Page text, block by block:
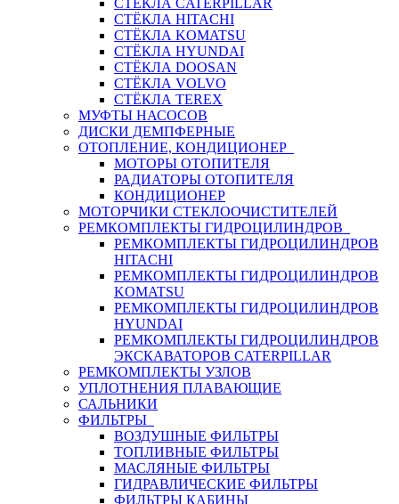
СТЁКЛА CATERPILLAR
СТЁКЛА HITACHI
СТЁКЛА KOMATSU
СТЁКЛА HYUNDAI
СТЁКЛА DOOSAN
СТЁКЛА VOLVO
СТЁКЛА TEREX
МУФТЫ НАСОСОВ
ДИСКИ ДЕМПФЕРНЫЕ
ОТОПЛЕНИЕ, КОНДИЦИОНЕР
МОТОРЫ ОТОПИТЕЛЯ
РАДИАТОРЫ ОТОПИТЕЛЯ
КОНДИЦИОНЕР
МОТОРЧИКИ СТЕКЛООЧИСТИТЕЛЕЙ
РЕМКОМПЛЕКТЫ ГИДРОЦИЛИНДРОВ
РЕМКОМПЛЕКТЫ ГИДРОЦИЛИНДРОВ
HITACHI
РЕМКОМПЛЕКТЫ ГИДРОЦИЛИНДРОВ
KOMATSU
РЕМКОМПЛЕКТЫ ГИДРОЦИЛИНДРОВ
HYUNDAI
РЕМКОМПЛЕКТЫ ГИДРОЦИЛИНДРОВ
ЭКСКАВАТОРОВ CATERPILLAR
РЕМКОМПЛЕКТЫ УЗЛОВ
УПЛОТНЕНИЯ ПЛАВАЮЩИЕ
САЛЬНИКИ
ФИЛЬТРЫ
ВОЗДУШНЫЕ ФИЛЬТРЫ
ТОПЛИВНЫЕ ФИЛЬТРЫ
МАСЛЯНЫЕ ФИЛЬТРЫ
ГИДРАВЛИЧЕСКИЕ ФИЛЬТРЫ
ФИЛЬТРЫ КАБИНЫ